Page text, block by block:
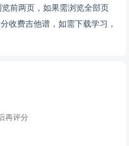
前两页，如果需浏览全部页
收费吉他谱，如需下载学习，
再评分